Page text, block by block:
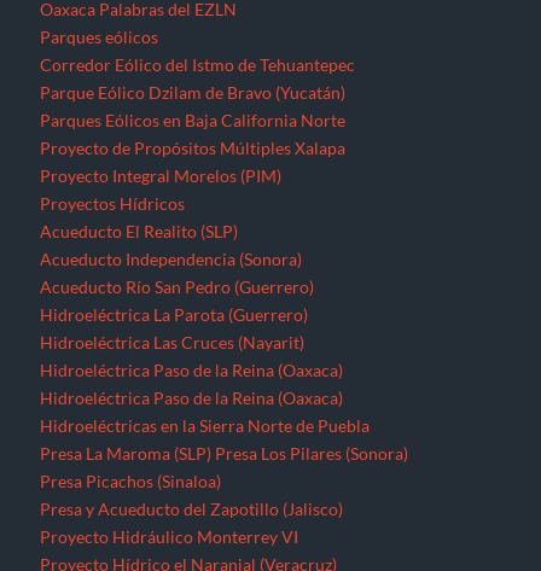
Oaxaca Palabras del EZLN
Parques eólicos
Corredor Eólico del Istmo de Tehuantepec
Parque Eólico Dzilam de Bravo (Yucatán)
Parques Eólicos en Baja California Norte
Proyecto de Propósitos Múltiples Xalapa
Proyecto Integral Morelos (PIM)
Proyectos Hídricos
Acueducto El Realito (SLP)
Acueducto Independencia (Sonora)
Acueducto Río San Pedro (Guerrero)
Hidroeléctrica La Parota (Guerrero)
Hidroeléctrica Las Cruces (Nayarit)
Hidroeléctrica Paso de la Reina (Oaxaca)
Hidroeléctrica Paso de la Reina (Oaxaca)
Hidroeléctricas en la Sierra Norte de Puebla
Presa La Maroma (SLP) Presa Los Pilares (Sonora)
Presa Picachos (Sinaloa)
Presa y Acueducto del Zapotillo (Jalisco)
Proyecto Hidráulico Monterrey VI
Proyecto Hídrico el Naranjal (Veracruz)